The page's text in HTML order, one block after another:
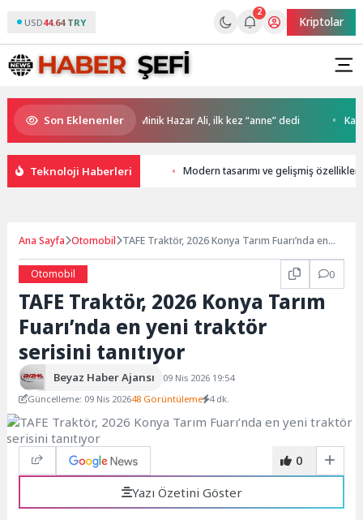
USD44.64 TRY
2
Kriptolar
Son Eklenenler
ile İstanbul’da Minik Hazar Ali, ilk kez “anne” dedi Kaliteli
Teknoloji Haberleri Modern tasarımı ve gelişmiş
Ana Sayfa Otomobil TAFE Traktör, 2026 Konya Tarım Fuarı’nda en
Otomobil
0
TAFE Traktör, 2026 Konya Tarım
Fuarı’nda en yeni traktör
serisini tanıtıyor
Beyaz Haber Ajansı
09 Nis 2026 19:54
Güncelleme: 09 Nis 202648 Görüntüleme 4 dk.
0
Yazı Özetini Göster